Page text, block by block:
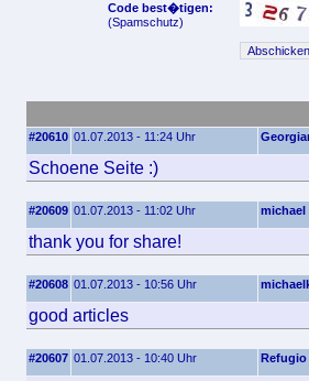
Code best�tigen:
(Spamschutz)
#20610 01.07.2013 - 11:24 Uhr
Schoene Seite :)
#20609 01.07.2013 - 11:02 Uhr
thank you for share!
#20608 01.07.2013 - 10:56 Uhr
good articles
#20607 01.07.2013 - 10:40 Uhr Refugio